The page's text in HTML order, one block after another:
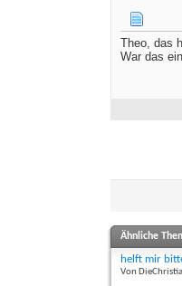
Theo, das
War das
Ähnliche
helft mir
Von